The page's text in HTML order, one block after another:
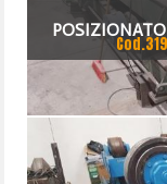
PASSERINI DA
ALBERI DA 60
400,CON